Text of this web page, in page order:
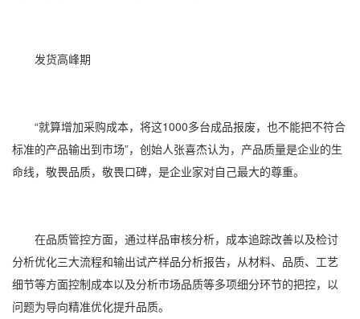
发货高峰期
“就算增加采购成本，将这1000多台成品报废，也不能把不符合
标准的产品输出到市场”，创始人张喜杰认为，产品质量是企业的生
命线，敬畏品质，敬畏口碑，是企业家对自己最大的尊重。
在品质管控方面，通过样品审核分析，成本追踪改善以及检讨
分析优化三大流程和输出试产样品分析报告，从材料、品质、工艺
细节等方面控制成本以及分析市场品质等多项细分环节的把控，以
问题为导向精准优化提升品质。